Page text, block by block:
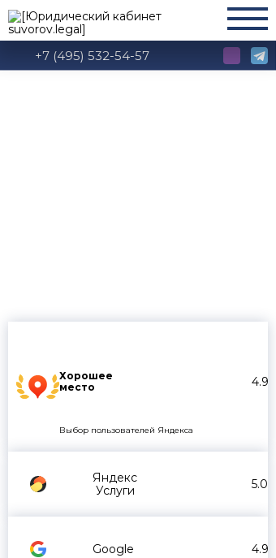
+7 (495) 532-54-57
Хорошее
место
4.9
Выбор пользователей Яндекса
Яндекс
Услуги
5.0
Google 4.9